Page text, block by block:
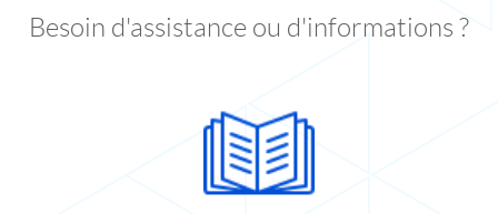
Besoin d'assistance ou d'informations ?